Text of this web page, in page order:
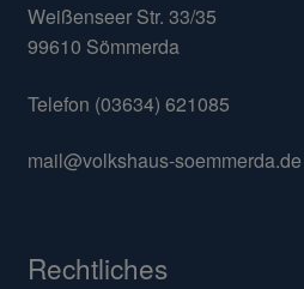
Weißenseer Str. 33/35
99610 Sömmerda
Telefon (03634) 621085
mail@volkshaus-soemmerda.de
Rechtliches